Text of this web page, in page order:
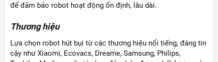
để đảm bảo robot hoạt động ổn định, lâu dài.
Thương hiệu
Lựa chọn robot hút bụi từ các thương hiệu nổi tiếng, đáng tin
cậy như Xiaomi, Ecovacs, Dreame, Samsung, Philips,